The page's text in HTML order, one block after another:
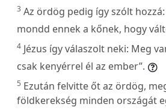
3 Az ördög pedig így szólt hozzá:
mondd ennek a kőnek, hogy
4 Jézus így válaszolt neki: Meg
csak kenyérrel él az ember”.
5 Ezután felvitte őt az ördög,
földkerekség minden országát